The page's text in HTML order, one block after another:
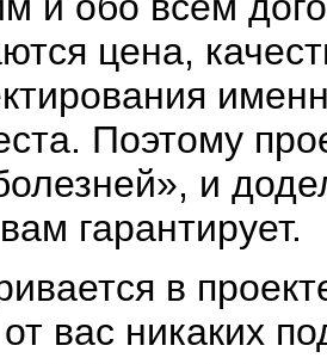
цена,
Поэтому
и
гарантирует.
в
вас никаких